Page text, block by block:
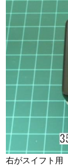
右がスイフト用